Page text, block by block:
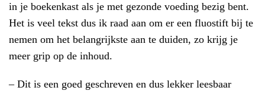
in je boekenkast als je met gezonde voeding bezig bent.
Het is veel tekst dus ik raad aan om er een fluostift bij te
nemen om het belangrijkste aan te duiden, zo krijg je
meer grip op de inhoud.
– Dit is een goed geschreven en dus lekker leesbaar